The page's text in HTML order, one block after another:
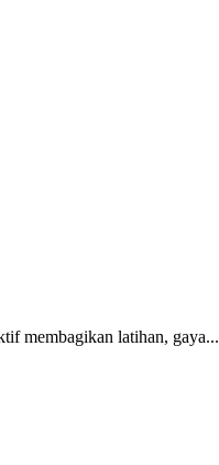
membagikan latihan, gaya...